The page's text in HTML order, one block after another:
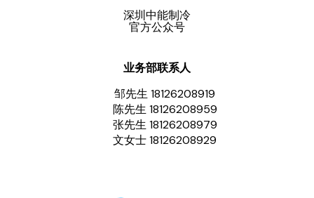
深圳中能制冷
官方公众号
业务部联系人
邹先生 18126208919
陈先生 18126208959
张先生 18126208979
文女士 18126208929